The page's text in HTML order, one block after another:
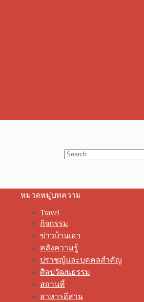
หมวดหมู่บทความ
Travel
กิจกรรม
ข่าวบ้านเฮา
คลังความรู้
ปราชญ์และบุคคลสำคัญ
ศิลปวัฒนธรรม
สถานที่
อาหารอีสาน